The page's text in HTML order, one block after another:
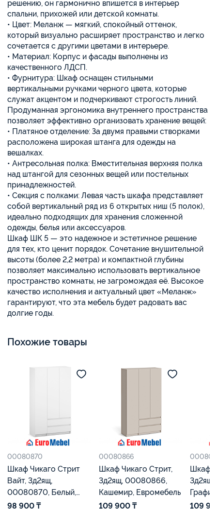
решению, он гармонично впишется в интерьер
спальни, прихожей или детской комнаты.
• Цвет: Меланж — мягкий, спокойный оттенок,
который визуально расширяет пространство и легко
сочетается с другими цветами в интерьере.
• Материал: Корпус и фасады выполнены из
качественного ЛДСП.
• Фурнитура: Шкаф оснащен стильными
вертикальными ручками черного цвета, которые
служат акцентом и подчеркивают строгость линий.
Продуманная эргономика внутреннего пространства
позволяет эффективно организовать хранение вещей:
• Платяное отделение: За двумя правыми створками
расположена широкая штанга для одежды на
вешалках.
• Антресольная полка: Вместительная верхняя полка
над штангой для сезонных вещей или постельных
принадлежностей.
• Секция с полками: Левая часть шкафа представляет
собой вертикальный ряд из 6 открытых ниш (5 полок),
идеально подходящих для хранения сложенной
одежды, белья или аксессуаров.
Шкаф ШК 5 — это надежное и эстетичное решение
для тех, кто ценит порядок. Сочетание внушительной
высоты (более 2,2 метра) и компактной глубины
позволяет максимально использовать вертикальное
пространство комнаты, не загромождая её. Высокое
качество исполнения и актуальный цвет «Меланж»
гарантируют, что эта мебель будет радовать вас
долгие годы.
Похожие товары
00080870
Шкаф Чикаго Стрит
Вайт, 3д2ящ,
00080870, Белый,
Евромебель
98 900 ₸
00080866
Шкаф Чикаго Стрит,
3д2ящ, 00080866,
Кашемир, Евромебель
109 900 ₸
Шкаф
109